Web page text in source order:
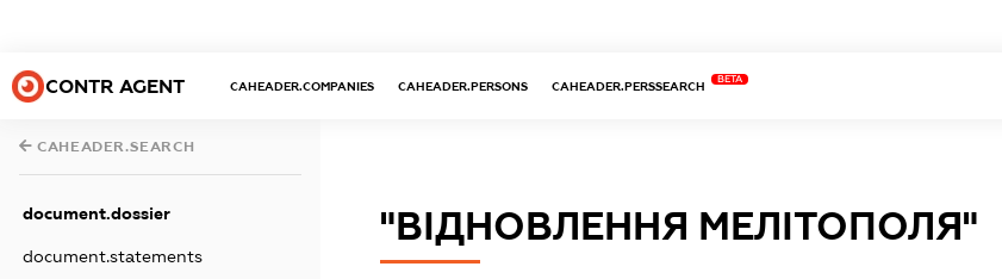
CONTR AGENT CAHEADER.COMPANIES CAHEADER.PERSONS CAHEADER.PERSSEARCH
BETA
CAHEADER.SEARCH
document.dossier
document.statements
"ВІДНОВЛЕННЯ МЕЛІТОПОЛЯ"